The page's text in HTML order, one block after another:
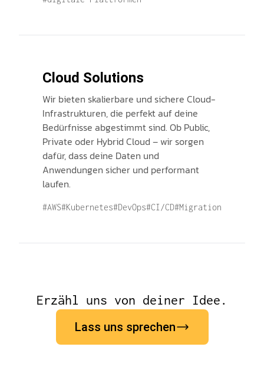
Cloud Solutions
Wir bieten skalierbare und sichere Cloud-
Infrastrukturen, die perfekt auf deine
Bedürfnisse abgestimmt sind. Ob Public,
Private oder Hybrid Cloud – wir sorgen
dafür, dass deine Daten und
Anwendungen sicher und performant
laufen.
#AWS#Kubernetes#DevOps#CI/CD#Migration
Erzähl uns von deiner Idee.
Lass uns sprechen